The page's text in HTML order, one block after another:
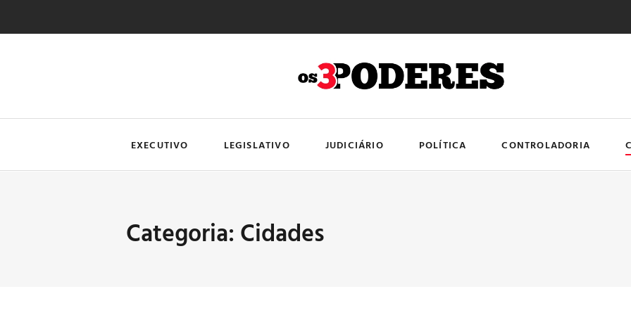
EXECUTIVO LEGISLATIVO JUDICIÁRIO POLÍTICA CONTROLADORIA
Categoria: Cidades